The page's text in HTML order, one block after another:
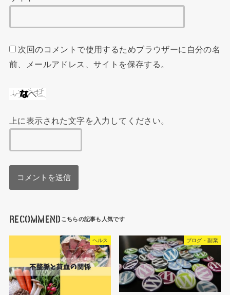
次回のコメントで使用するためブラウザーに自分の名
前、メールアドレス、サイトを保存する。
上に表示された文字を入力してください。
RECOMMEND
ヘルス ブログ・副業